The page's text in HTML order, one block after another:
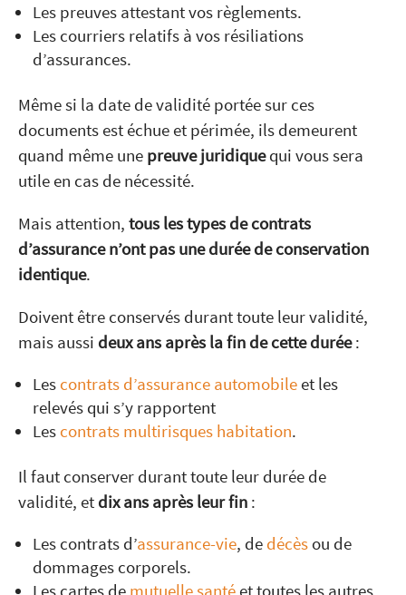
Les preuves attestant vos règlements.
Les courriers relatifs à vos résiliations
d’assurances.
Même si la date de validité portée sur ces
documents est échue et périmée, ils demeurent
quand même une preuve juridiquequi vous sera
utile en cas de nécessité.
Mais attention, tous les types de contrats
d’assurance n’ont pas une durée de conservation
identique.
Doivent être conservés durant toute leur validité,
mais aussi deux ans après la fin de cette durée:
Les contrats d’assurance automobile et les
relevés qui s’y rapportent
Les contrats multirisques habitation.
Il faut conserver durant toute leur durée de
validité, et dix ans après leur fin :
Les contrats d’assurance-vie, de décès ou de
dommages corporels.
Les cartes de mutuelle santé et toutes les autres